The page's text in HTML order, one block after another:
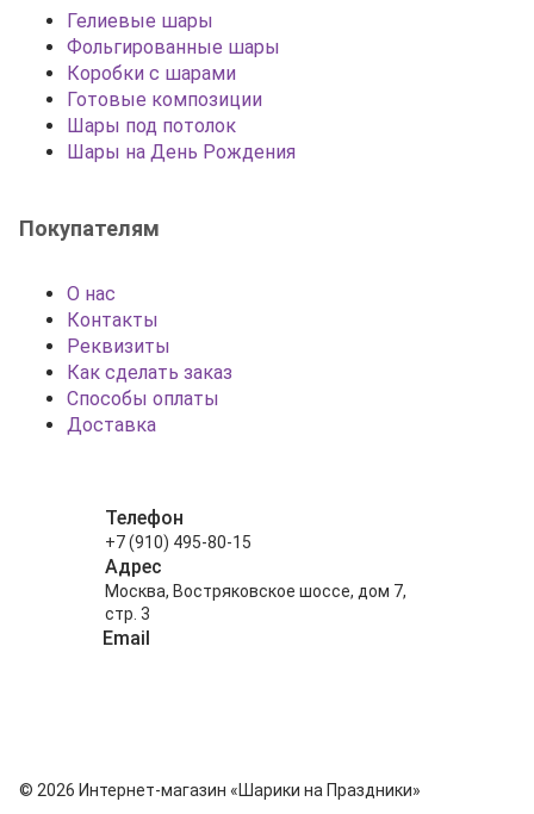
Гелиевые шары
Фольгированные шары
Коробки с шарами
Готовые композиции
Шары под потолок
Шары на День Рождения
Покупателям
О нас
Контакты
Реквизиты
Как сделать заказ
Способы оплаты
Доставка
Телефон
+7 (910) 495-80-15
Адрес
Москва, Востряковское шоссе, дом 7,
стр. 3
Email
© 2026 Интернет-магазин «Шарики на Праздники»